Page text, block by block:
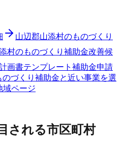
山辺郡山添村のものづくり
村のものづくり補助金改善候
画書テンプレート 補助金申請
のづくり補助金と近い事業を選
域ページ
される市区町村